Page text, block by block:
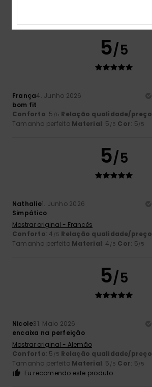
5/5
França4. Junho 2026
bom fit
Conforto: 5 /5 Relação qualidade/preço
Tamanho perfeito Material: 5 /5 Cor: 5/5
5/5
Nathalie1. Junho 2026
Simpático
Mostrar original - Francês
Conforto: 4 /5 Relação qualidade/preço
Tamanho perfeito Material: 4 /5 Cor: 5/5
5/5
Nicole31. Maio 2026
encaixa na perfeição
Mostrar original - Alemão
Conforto: 5 /5 Relação qualidade/preço
Tamanho perfeito Material: 5 /5 Cor: 5/5
Eu recomendo este produto